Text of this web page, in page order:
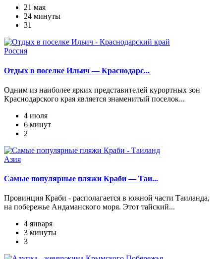
21 мая
24 минуты
31
Россия
Отдых в поселке Ильич — Краснодарс...
Одним из наиболее ярких представителей курортных зон
Краснодарского края является знаменитый поселок...
4 июля
6 минут
2
Азия
Самые популярные пляжи Краби — Таи...
Провинция Краби - располагается в южной части Таиланда,
на побережье Андаманского моря. Этот тайский...
4 января
3 минуты
3